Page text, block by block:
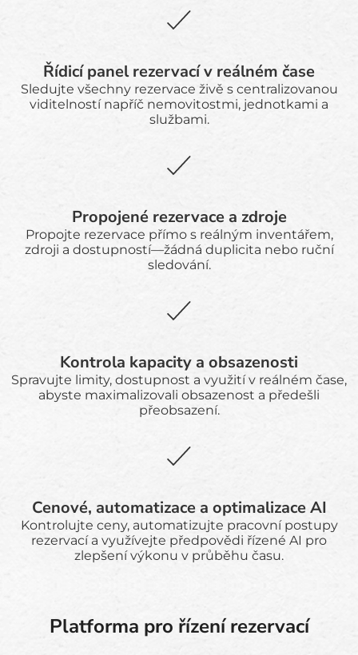
Řídicí panel rezervací v reálném čase
Sledujte všechny rezervace živě s centralizovanou
viditelností napříč nemovitostmi, jednotkami a
službami.
Propojené rezervace a zdroje
Propojte rezervace přímo s reálným inventářem,
zdroji a dostupností—žádná duplicita nebo ruční
sledování.
Kontrola kapacity a obsazenosti
Spravujte limity, dostupnost a využití v reálném čase,
abyste maximalizovali obsazenost a předešli
přeobsazení.
Cenové, automatizace a optimalizace AI
Kontrolujte ceny, automatizujte pracovní postupy
rezervací a využívejte předpovědi řízené AI pro
zlepšení výkonu v průběhu času.
Platforma pro řízení rezervací